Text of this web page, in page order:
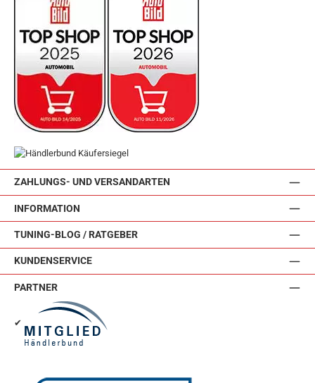
ZAHLUNGS- UND VERSANDARTEN
INFORMATION
TUNING-BLOG / RATGEBER
KUNDENSERVICE
PARTNER
✔